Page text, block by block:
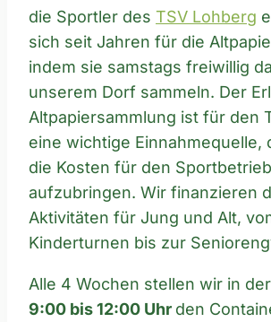
die Sportler des TSV Lohberg
sich seit Jahren für die
indem sie samstags freiwillig
unserem Dorf sammeln. Der
Altpapiersammlung ist für den
eine wichtige Einnahmequelle,
die Kosten für den Sportbetrieb
aufzubringen. Wir finanzieren
Aktivitäten für Jung und Alt,
Kinderturnen bis zur
Alle 4 Wochen stellen wir in
9:00 bis 12:00 Uhr den